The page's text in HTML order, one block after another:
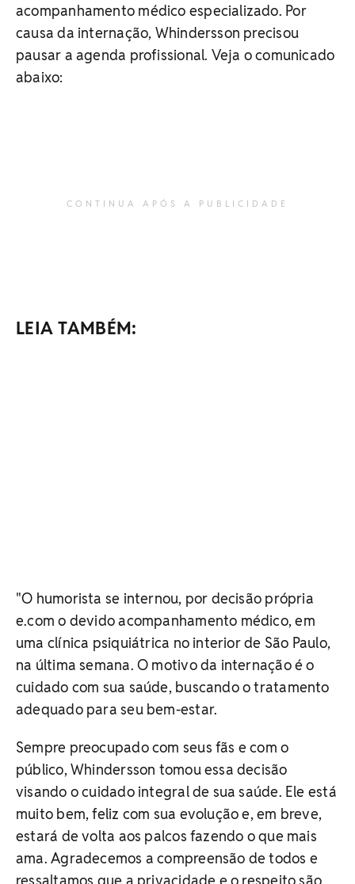
acompanhamento médico especializado. Por
causa da internação, Whindersson precisou
pausar a agenda profissional. Veja o comunicado
abaixo:
CONTINUA APÓS A PUBLICIDADE
LEIA TAMBÉM:
"O humorista se internou, por decisão própria
e.com o devido acompanhamento médico, em
uma clínica psiquiátrica no interior de São Paulo,
na última semana. O motivo da internação é o
cuidado com sua saúde, buscando o tratamento
adequado para seu bem-estar.
Sempre preocupado com seus fãs e com o
público, Whindersson tomou essa decisão
visando o cuidado integral de sua saúde. Ele está
muito bem, feliz com sua evolução e, em breve,
estará de volta aos palcos fazendo o que mais
ama. Agradecemos a compreensão de todos e
ressaltamos que a privacidade e o respeito são